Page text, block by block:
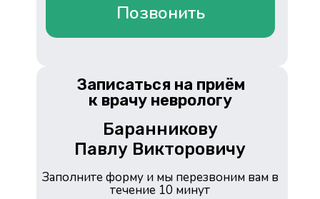
Позвонить
Заполните форму и мы перезвоним вам в
течение 10 минут
Баранникову
Павлу Викторовичу
Записаться на приём
к врачу неврологу